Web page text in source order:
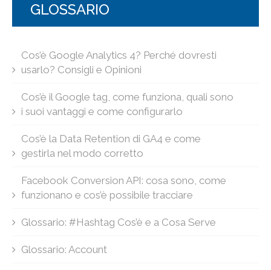
GLOSSARIO
Cos’è Google Analytics 4? Perché dovresti
usarlo? Consigli e Opinioni
Cos’è il Google tag, come funziona, quali sono
i suoi vantaggi e come configurarlo
Cos’è la Data Retention di GA4 e come
gestirla nel modo corretto
Facebook Conversion API: cosa sono, come
funzionano e cos’è possibile tracciare
Glossario: #Hashtag Cos’è e a Cosa Serve
Glossario: Account